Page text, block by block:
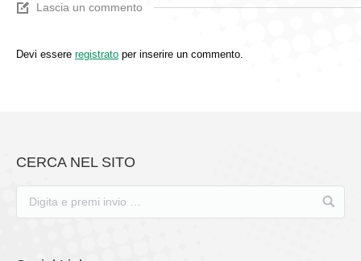
Lascia un commento
Devi essere registrato per inserire un commento.
CERCA NEL SITO